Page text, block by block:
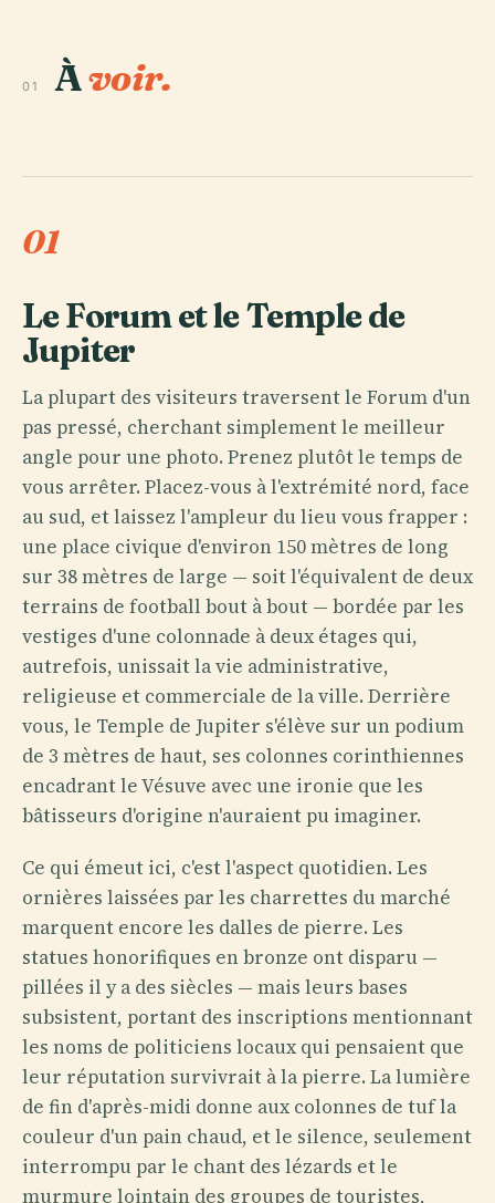
01 Àvoir.
01
Le Forum et le Temple de
Jupiter
La plupart des visiteurs traversent le Forum d'un
pas pressé, cherchant simplement le meilleur
angle pour une photo. Prenez plutôt le temps de
vous arrêter. Placez-vous à l'extrémité nord, face
au sud, et laissez l'ampleur du lieu vous frapper :
une place civique d'environ 150 mètres de long
sur 38 mètres de large — soit l'équivalent de deux
terrains de football bout à bout — bordée par les
vestiges d'une colonnade à deux étages qui,
autrefois, unissait la vie administrative,
religieuse et commerciale de la ville. Derrière
vous, le Temple de Jupiter s'élève sur un podium
de 3 mètres de haut, ses colonnes corinthiennes
encadrant le Vésuve avec une ironie que les
bâtisseurs d'origine n'auraient pu imaginer.
Ce qui émeut ici, c'est l'aspect quotidien. Les
ornières laissées par les charrettes du marché
marquent encore les dalles de pierre. Les
statues honorifiques en bronze ont disparu —
pillées il y a des siècles — mais leurs bases
subsistent, portant des inscriptions mentionnant
les noms de politiciens locaux qui pensaient que
leur réputation survivrait à la pierre. La lumière
de fin d'après-midi donne aux colonnes de tuf la
couleur d'un pain chaud, et le silence, seulement
interrompu par le chant des lézards et le
murmure lointain des groupes de touristes,